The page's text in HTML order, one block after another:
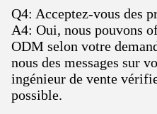
Q4: Acceptez-vous des
A4: Oui, nous pouvons
ODM selon votre
nous des messages sur
ingénieur de vente
possible.